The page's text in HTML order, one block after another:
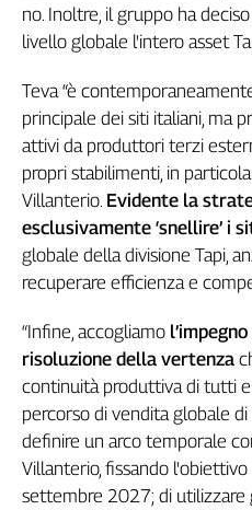
Inserti
Idea
InFlai
Le
trasmissioni
tv
Work
Progress
Lavoro
Territori
Abruzzo-
Molise
Alto
Adige
no. Inoltre, il gruppo ha
livello globale l'intero asset
Teva “è
principale dei siti italiani, ma
attivi da produttori terzi
propri stabilimenti, in
Villanterio. Evidente la
esclusivamente ‘snellire’ i
globale della divisione Tapi,
recuperare efficienza e
“Infine, accogliamo
risoluzione della vertenza
continuità produttiva di tutti
percorso di vendita globale
definire un arco temporale
Villanterio, fissando
settembre 2027; di utilizzare